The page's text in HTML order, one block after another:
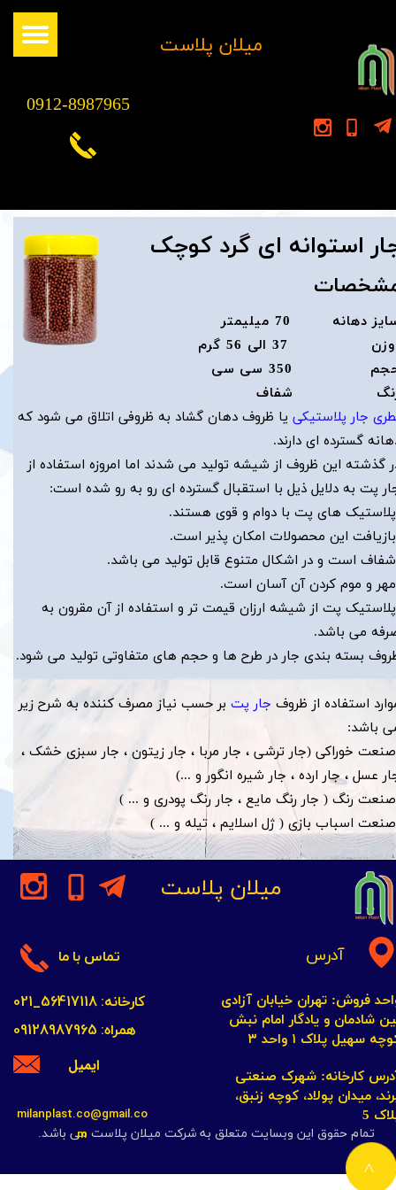
​میلان پلاست
0912-8987965
استوانه ای گرد کوچک
دهانه 70 میلیمتر
37 الی 56 گرم
350 سی سی
شفاف
جار پلاستیکی یا ظروف دهان گشاد به ظروفی اتلاق می شود که
گسترده ای دارند.
گذشته این ظروف از شیشه تولید می شدند اما امروزه استفاده از
پت به دلایل ذیل با استقبال گسترده ای رو به رو شده است:
های پت با دوام و قوی هستند.
این محصولات امکان پذیر است.
است و در اشکال متنوع قابل تولید می باشد.
و موم کردن آن آسان است.
پت از شیشه ارزان قیمت تر و استفاده از آن مقرون به
می باشد.
بسته بندی جار در طرح ها و حجم های متفاوتی تولید می شود.
استفاده از ظروف جار پت بر حسب نیاز مصرف کننده به شرح زیر
باشد:
خوراکی (جار ترشی ، جار مربا ، جار زیتون ، جار سبزی خشک ،
عسل ، جار ارده ، جار شیره انگور و ...)
رنگ ( جار رنگ مایع ، جار رنگ پودری و ... )
اسباب بازی ( ژل اسلایم ، تیله و ... )​​​​​​​
تمام حقوق این وبسایت متعلق به شرکت میلان پلاست می باشد.
تماس با ما
میلان پلاست
کارخانه: 56417118_021
همراه: 09128987965
آدرس
فروش: تهران خیابان آزادی
شادمان و یادگار امام نبش
سهیل پلاک ۱ واحد ۳​​​​​​​
کارخانه: شهرک صنعتی
میدان پولاد، کوچه زنبق،
5
ایمیل
milanplast.co@gmail.co
m
>